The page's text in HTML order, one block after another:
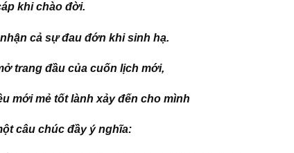
khi chào đời.
cả sự đau đớn khi sinh hạ.
trang đầu của cuốn lịch mới,
mới mẻ tốt lành xảy đến cho mình
câu chúc đầy ý nghĩa: